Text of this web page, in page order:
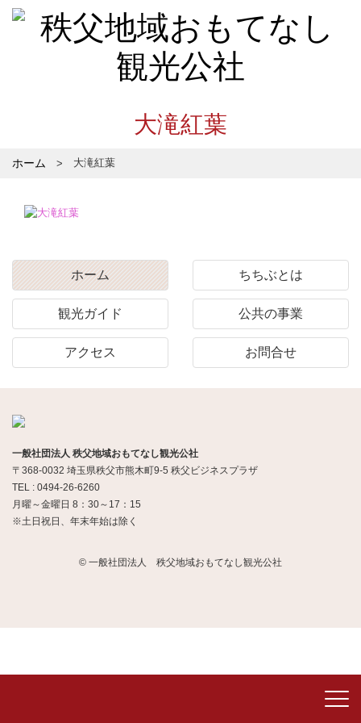
大滝紅葉
ホーム 大滝紅葉
ホーム ちちぶとは
観光ガイド 公共の事業
アクセス お問合せ
一般社団法人 秩父地域おもてなし観光公社
〒368-0032 埼玉県秩父市熊木町9-5 秩父ビジネスプラザ
TEL : 0494-26-6260
月曜～金曜日 8：30～17：15
※土日祝日、年末年始は除く
© 一般社団法人 秩父地域おもてなし観光公社